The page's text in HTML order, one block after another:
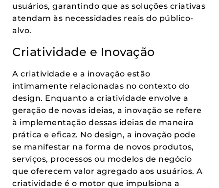
usuários, garantindo que as soluções criativas
atendam às necessidades reais do público-
alvo.
Criatividade e Inovação
A criatividade e a inovação estão
intimamente relacionadas no contexto do
design. Enquanto a criatividade envolve a
geração de novas ideias, a inovação se refere
à implementação dessas ideias de maneira
prática e eficaz. No design, a inovação pode
se manifestar na forma de novos produtos,
serviços, processos ou modelos de negócio
que oferecem valor agregado aos usuários. A
criatividade é o motor que impulsiona a